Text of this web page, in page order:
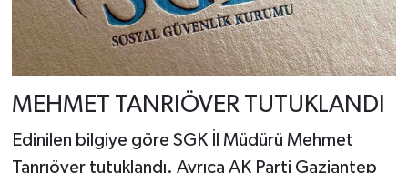
MEHMET TANRIÖVER TUTUKLANDI
Edinilen bilgiye göre SGK İl Müdürü Mehmet
Tanrıöver tutuklandı. Ayrıca AK Parti Gaziantep